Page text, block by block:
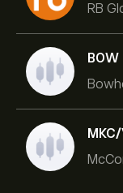
RB
BOW